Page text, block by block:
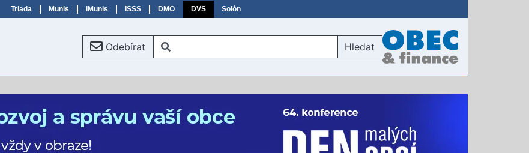
Triada Munis iMunis ISSS DMO DVS Solón
Odebírat Hledat